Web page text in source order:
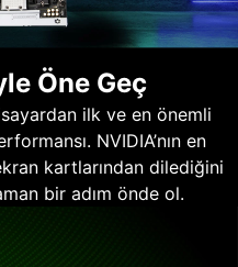
Öne Geç
ilk ve en önemli
NVIDIA’nın en
kartlarından dilediğini
bir adım önde ol.